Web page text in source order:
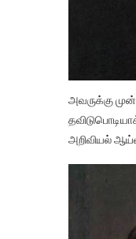
அவருக்கு
அறிவியல்